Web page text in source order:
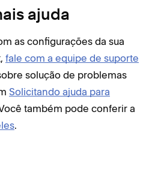
ajuda
as configurações da sua
fale com a equipe de suporte
solução de problemas
Solicitando ajuda para
também pode conferir a
.